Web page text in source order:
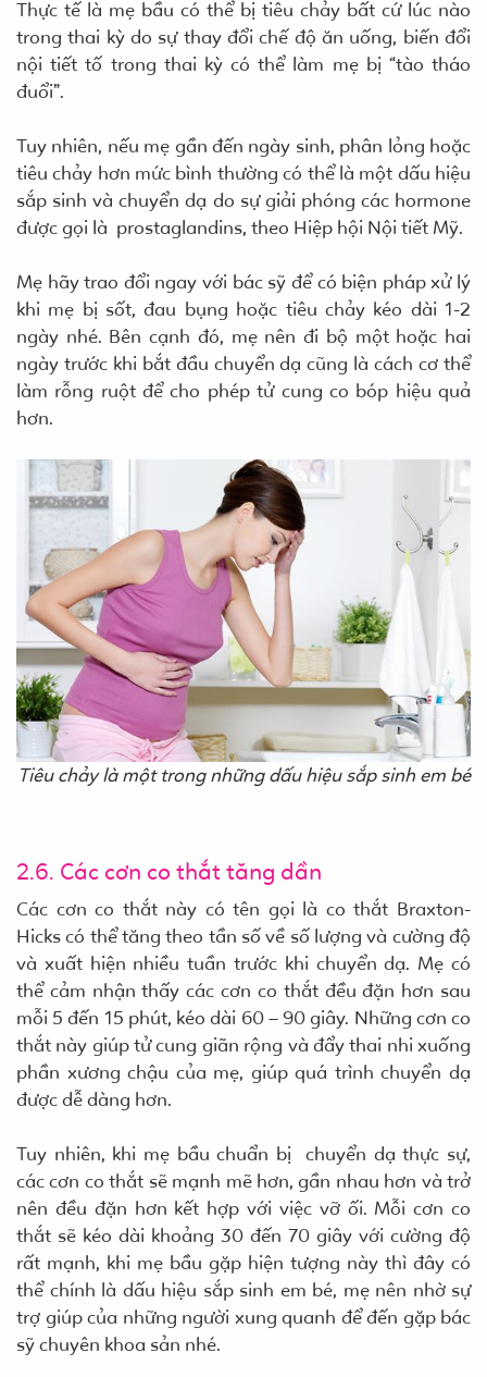
Thực tế là mẹ bầu có thể bị tiêu chảy bất cứ lúc nào
trong thai kỳ do sự thay đổi chế độ ăn uống, biến đổi
nội tiết tố trong thai kỳ có thể làm mẹ bị “tào tháo
đuổi”.
Tuy nhiên, nếu mẹ gần đến ngày sinh, phân lỏng hoặc
tiêu chảy hơn mức bình thường có thể là một dấu hiệu
sắp sinh và chuyển dạ do sự giải phóng các hormone
được gọi là prostaglandins, theo Hiệp hội Nội tiết Mỹ.
Mẹ hãy trao đổi ngay với bác sỹ để có biện pháp xử lý
khi mẹ bị sốt, đau bụng hoặc tiêu chảy kéo dài 1-2
ngày nhé. Bên cạnh đó, mẹ nên đi bộ một hoặc hai
ngày trước khi bắt đầu chuyển dạ cũng là cách cơ thể
làm rỗng ruột để cho phép tử cung co bóp hiệu quả
hơn.
Tiêu chảy là một trong những dấu hiệu sắp sinh em bé
2.6. Các cơn co thắt tăng dần
Các cơn co thắt này có tên gọi là co thắt Braxton-
Hicks có thể tăng theo tần số về số lượng và cường độ
và xuất hiện nhiều tuần trước khi chuyển dạ. Mẹ có
thể cảm nhận thấy các cơn co thắt đều đặn hơn sau
mỗi 5 đến 15 phút, kéo dài 60 – 90 giây. Những cơn co
thắt này giúp tử cung giãn rộng và đẩy thai nhi xuống
phần xương chậu của mẹ, giúp quá trình chuyển dạ
được dễ dàng hơn.
Tuy nhiên, khi mẹ bầu chuẩn bị chuyển dạ thực sự,
các cơn co thắt sẽ mạnh mẽ hơn, gần nhau hơn và trở
nên đều đặn hơn kết hợp với việc vỡ ối. Mỗi cơn co
thắt sẽ kéo dài khoảng 30 đến 70 giây với cường độ
rất mạnh, khi mẹ bầu gặp hiện tượng này thì đây có
thể chính là dấu hiệu sắp sinh em bé, mẹ nên nhờ sự
trợ giúp của những người xung quanh để đến gặp bác
sỹ chuyên khoa sản nhé.